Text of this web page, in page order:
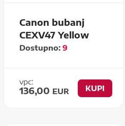
Canon bubanj
CEXV47 Yellow
Dostupno:9
vpc:
136,00 EUR KUPI